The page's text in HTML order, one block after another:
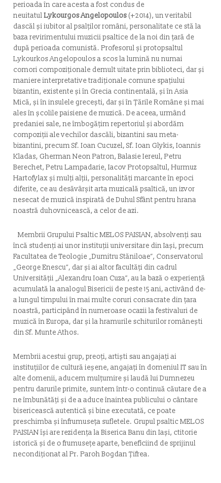
perioada în care acesta a fost condus de
neuitatul Lykourgos Angelopoulos(+2014), un veritabil
dascăl și iubitor al psalților români, personalitate ce stă la
baza revirimentului muzicii psaltice de la noi din țară de
după perioada comunistă. Profesorul şi protopsaltul
Lykourkos Angelopoulos a scos la lumină nu numai
comori compoziţionale demult uitate prin biblioteci, dar şi
maniere interpretative tradiţionale comune spaţiului
bizantin, existente şi în Grecia continentală, şi în Asia
Mică, şi în insulele greceşti, dar şi în Ţările Române şi mai
ales în şcolile paisiene de muzică. De aceea, urmând
predaniei sale, ne îmbogățim repertoriul și abordăm
compoziții ale vechilor dascăli, bizantini sau meta-
bizantini, precum Sf. Ioan Cucuzel, Sf. Ioan Glykis, Ioannis
Kladas, Gherman Neon Patron, Balasie Iereul, Petru
Berechet, Petru Lampadarie, Iacov Protopsaltul, Hurmuz
Hartofylax și mulți alții, personalități marcante în epoci
diferite, ce au desăvârșit arta muzicală psaltică, un izvor
nesecat de muzică inspirată de Duhul Sfânt pentru hrana
noastră duhovnicească, a celor de azi.
Membrii Grupului Psaltic MELOS PAISIAN, absolvenți sau
încă studenți ai unor instituţii universitare din Iaşi, precum
Facultatea de Teologie „Dumitru Stăniloae”, Conservatorul
„George Enescu”, dar și ai altor facultăți din cadrul
Universității „Alexandru Ioan Cuza”, au la bază o experiență
acumulată la analogul Bisericii de peste 15 ani, activând de-
a lungul timpului în mai multe coruri consacrate din țara
noastră, participând în numeroase ocazii la festivaluri de
muzică în Europa, dar și la hramurile schiturilor românești
din Sf. Munte Athos.
Membrii acestui grup, preoți, artiști sau angajați ai
instituțiilor de cultură ieșene, angajați în domeniul IT sau în
alte domenii, aducem mulțumire și laudă lui Dumnezeu
pentru darurile primite, suntem într-o continuă căutare de a
ne îmbunătăți și de a aduce înaintea publicului o cântare
bisericească autentică și bine executată, ce poate
preschimba şi înfrumuseţa sufletele. Grupul psaltic MELOS
PAISIAN își are rezidența la Biserica Banu din Iași, ctitorie
istorică și de o frumusețe aparte, beneficiind de sprijinul
necondiționat al Pr. Paroh Bogdan Țifrea.